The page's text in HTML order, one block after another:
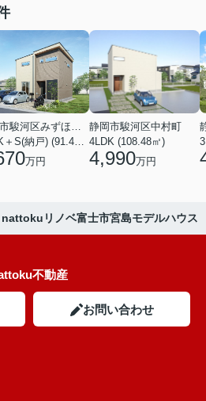
万円
静岡市駿河区中村町
4LDK (108.48㎡)
4,990万円
nattokuリノベ富士市宮島モデルハウス
不動産
お問い合わせ